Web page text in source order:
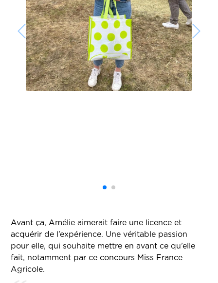
Avant ça, Amélie aimerait faire une licence et
acquérir de l’expérience. Une véritable passion
pour elle, qui souhaite mettre en avant ce qu’elle
fait, notamment par ce concours Miss France
Agricole.